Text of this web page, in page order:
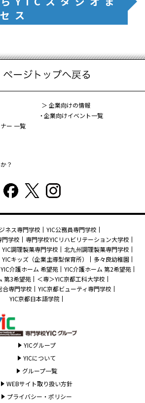
ス
ー 一覧
＞ 企業向けの情報
企業向けイベント一覧
？
ネス専門学校
YIC公務員専門学校
門学校
専門学校YICリハビリテーション大学校
YIC調理製菓専門学校
北九州調理製菓専門学校
YICキッズ（企業主導型保育所）
多々良幼稚園
YIC介護ホーム 希望苑
YIC介護ホーム 第2希望苑
第3希望苑
＜専＞YIC京都工科大学校
合専門学校
YIC京都ビューティ専門学校
YIC京都日本語学院
YICグループ
YICについて
グループ一覧
WEBサイト取り扱い方針
プライバシー・ポリシー